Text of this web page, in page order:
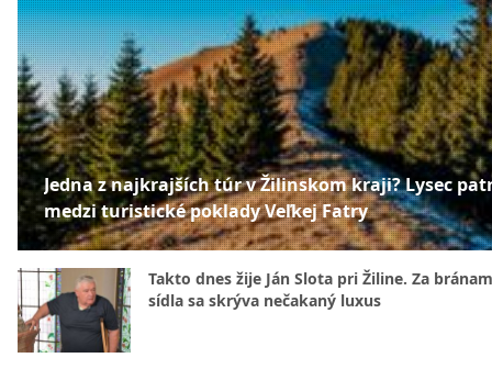
Jedna z najkrajších túr v Žilinskom kraji? Lysec
medzi turistické poklady Veľkej Fatry
Takto dnes žije Ján Slota pri Žiline. Za
sídla sa skrýva nečakaný luxus